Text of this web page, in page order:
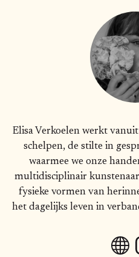
CAFÉ VUURLAND
Elisa Verkoelen werkt
schelpen, de stilte in
waarmee we onze
multidisciplinair
fysieke vormen van
het dagelijks leven in